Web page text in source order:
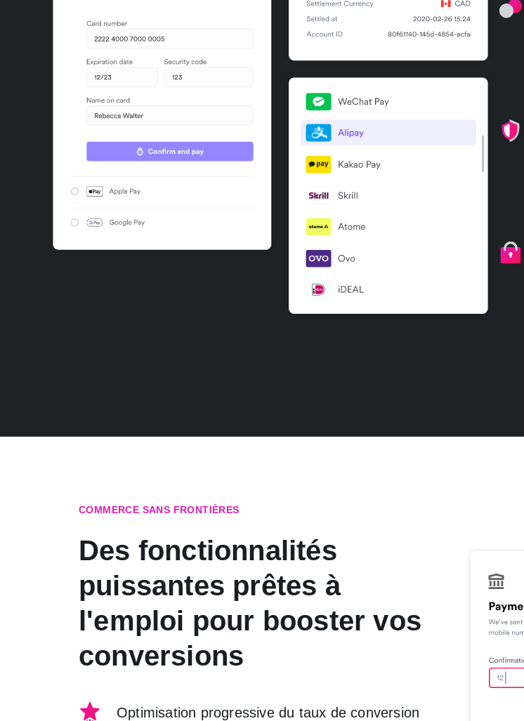
COMMERCE SANS FRONTIÈRES
Des fonctionnalités
puissantes prêtes à
l'emploi pour booster vos
conversions
Optimisation progressive du taux de conversion